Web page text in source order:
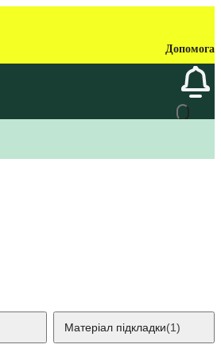
Допомога
Матеріал підкладки(1)